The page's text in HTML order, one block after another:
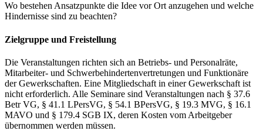
Wo bestehen Ansatzpunkte die Idee vor Ort anzugehen und welche
Hindernisse sind zu beachten?
Zielgruppe und Freistellung
Die Veranstaltungen richten sich an Betriebs- und Personalräte,
Mitarbeiter- und Schwerbehindertenvertretungen und Funktionäre
der Gewerkschaften. Eine Mitgliedschaft in einer Gewerkschaft ist
nicht erforderlich. Alle Seminare sind Veranstaltungen nach § 37.6
Betr VG, § 41.1 LPersVG, § 54.1 BPersVG, § 19.3 MVG, § 16.1
MAVO und § 179.4 SGB IX, deren Kosten vom Arbeitgeber
übernommen werden müssen.